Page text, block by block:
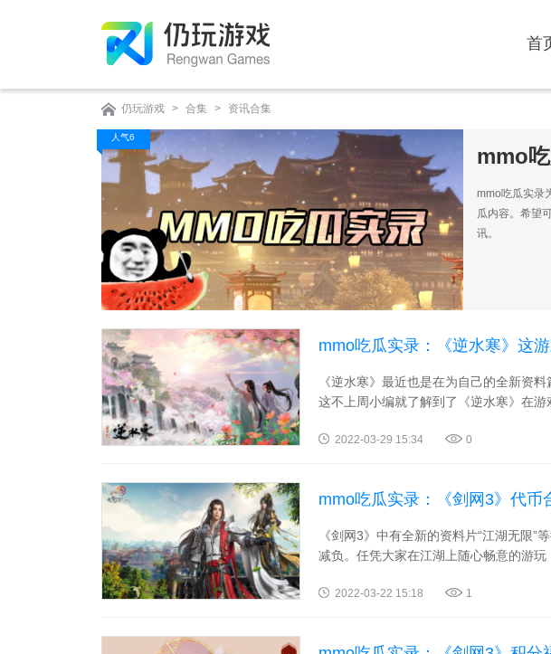
首
仍玩游戏 > 合集 > 资讯合集
人气6
mmo
mmo吃瓜实录
瓜内容。希望
讯。
mmo吃瓜实录：《逆水寒》这
《逆水寒》最近也是在为自己的全新资
这不上周小编就了解到了《逆水寒》在游
2022-03-29 15:34 0
mmo吃瓜实录：《剑网3》代币
《剑网3》中有全新的资料片“江湖无限
减负。任凭大家在江湖上随心畅意的游玩
2022-03-22 15:18 1